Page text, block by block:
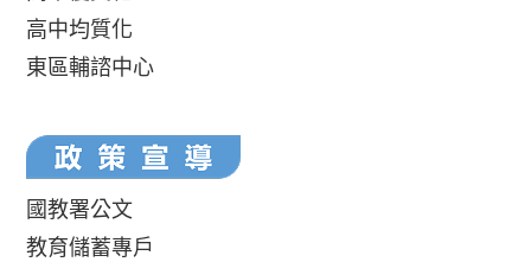
高中均質化
東區輔諮中心
國教署公文
教育儲蓄專戶